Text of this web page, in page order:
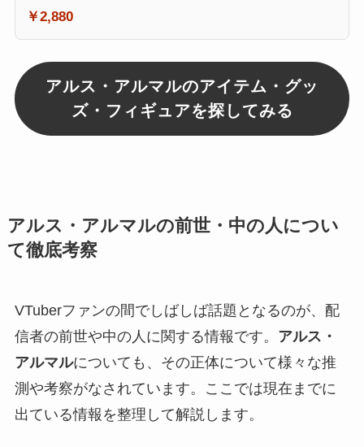
￥2,880
アルス・アルマルのアイテム・グッ
ズ・フィギュアを探してみる
アルス・アルマルの前世・中の人につい
て徹底考察
VTuberファンの間でしばしば話題となるのが、配
信者の前世や中の人に関する情報です。 アルス・
アルマルについても、その正体について様々な推
測や考察がなされています。ここでは現在までに
出ている情報を整理して解説します。